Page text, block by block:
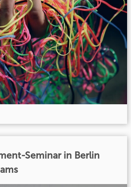
Seminar in Berlin